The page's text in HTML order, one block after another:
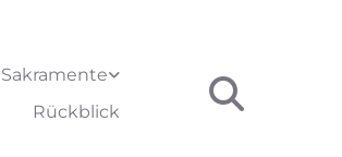
Sakramente
Rückblick